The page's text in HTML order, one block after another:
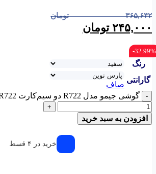
۳۶۵,۶۴۲ تومان
۲۴۵,۰۰۰ تومان
32.99%-
رنگ
گارانتی
صاف
- گوشی جیمو مدل R722 دو سیم‌کارت Jimo R722 عدد
+
افزودن به سبد خرید
خرید در ۴ قسط